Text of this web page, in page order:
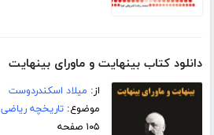
دانلود کتاب بینهایت و ماورای بینهایت
از: میلاد اسکندردوست
موضوع:تاریخچه ریاضی
۱۰۵ صفحه